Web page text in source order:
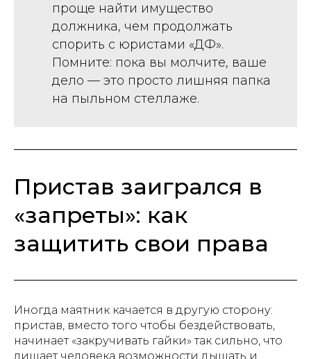
проще найти имущество
должника, чем продолжать
спорить с юристами «ДФ».
Помните: пока вы молчите, ваше
дело — это просто лишняя папка
на пыльном стеллаже.
Пристав заигрался в
«запреты»: как
защитить свои права
Иногда маятник качается в другую сторону:
пристав, вместо того чтобы бездействовать,
начинает «закручивать гайки» так сильно, что
лишает человека возможности дышать и